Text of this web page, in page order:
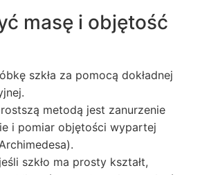
masę i objętość
szkła za pomocą dokładnej
metodą jest zanurzenie
i pomiar objętości wypartej
szkło ma prosty kształt,